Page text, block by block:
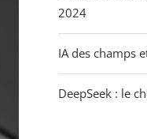
2024
IA des champs
DeepSeek : le